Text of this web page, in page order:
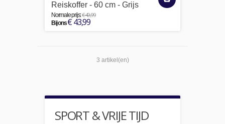
Reiskoffer - 60 cm - Grijs
Normale prijs:€ 49,99
Bij ons€ 43,99
3 artikel(en)
SPORT & VRIJE TIJD